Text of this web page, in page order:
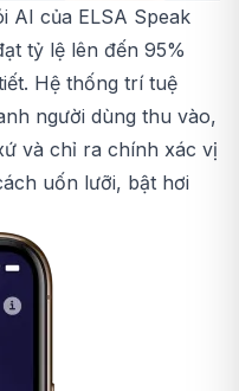
AI của ELSA Speak
tỷ lệ lên đến 95%
Hệ thống trí tuệ
người dùng thu vào,
và chỉ ra chính xác vị
uốn lưỡi, bật hơi